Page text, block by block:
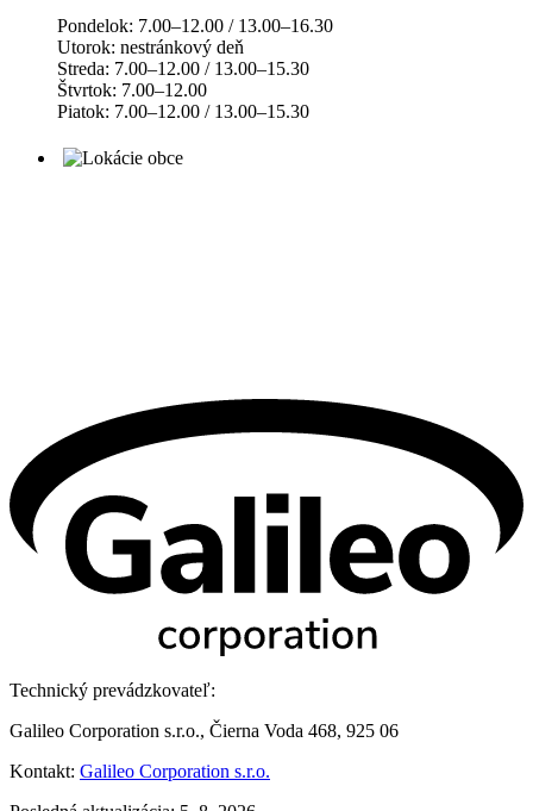
Pondelok: 7.00–12.00 / 13.00–16.30
Utorok: nestránkový deň
Streda: 7.00–12.00 / 13.00–15.30
Štvrtok: 7.00–12.00
Piatok: 7.00–12.00 / 13.00–15.30
Technický prevádzkovateľ:
Galileo Corporation s.r.o., Čierna Voda 468, 925 06
Kontakt: Galileo Corporation s.r.o.